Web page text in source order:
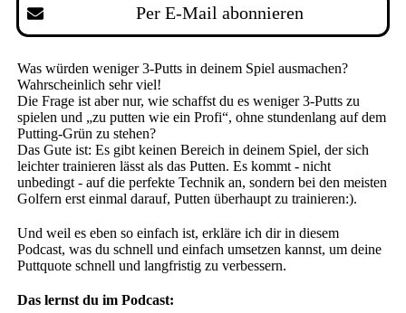
Per E-Mail abonnieren
Was würden weniger 3-Putts in deinem Spiel ausmachen?
Wahrscheinlich sehr viel!
Die Frage ist aber nur, wie schaffst du es weniger 3-Putts zu
spielen und „zu putten wie ein Profi“, ohne stundenlang auf dem
Putting-Grün zu stehen?
Das Gute ist: Es gibt keinen Bereich in deinem Spiel, der sich
leichter trainieren lässt als das Putten. Es kommt - nicht
unbedingt - auf die perfekte Technik an, sondern bei den meisten
Golfern erst einmal darauf, Putten überhaupt zu trainieren:).
Und weil es eben so einfach ist, erkläre ich dir in diesem
Podcast, was du schnell und einfach umsetzen kannst, um deine
Puttquote schnell und langfristig zu verbessern.
Das lernst du im Podcast: